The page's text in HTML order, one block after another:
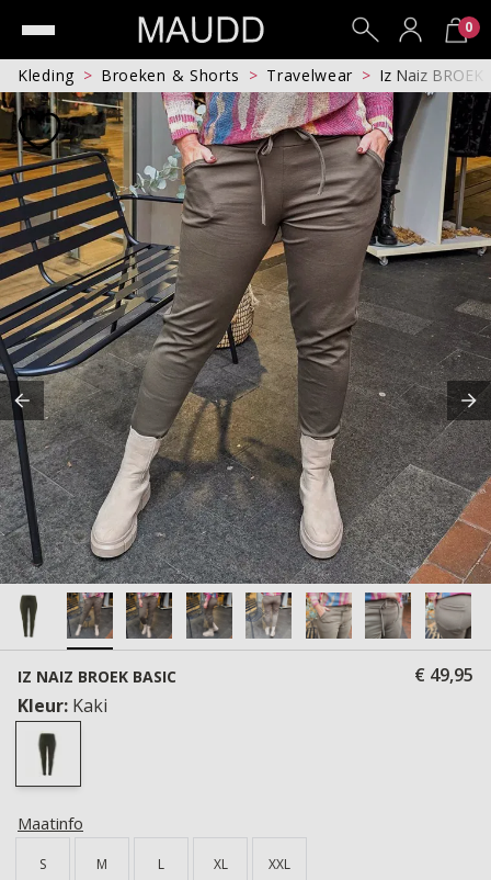
0
Kleding Broeken & Shorts Travelwear Iz Naiz BROEK
IZ NAIZ BROEK BASIC
€ 49,95
Kleur: Kaki
Maatinfo
S M L XL XXL